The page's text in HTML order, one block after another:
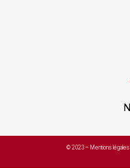
© 2023 – Mentions légales